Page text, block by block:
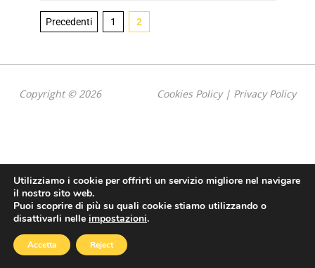
Precedenti 1 2
Copyright © 2026 Cookies Policy| Privacy Policy
Utilizziamo i cookie per offrirti un servizio migliore nel navigare
il nostro sito web.
Puoi scoprire di più su quali cookie stiamo utilizzando o
disattivarli nelle impostazioni.
Accetta Reject